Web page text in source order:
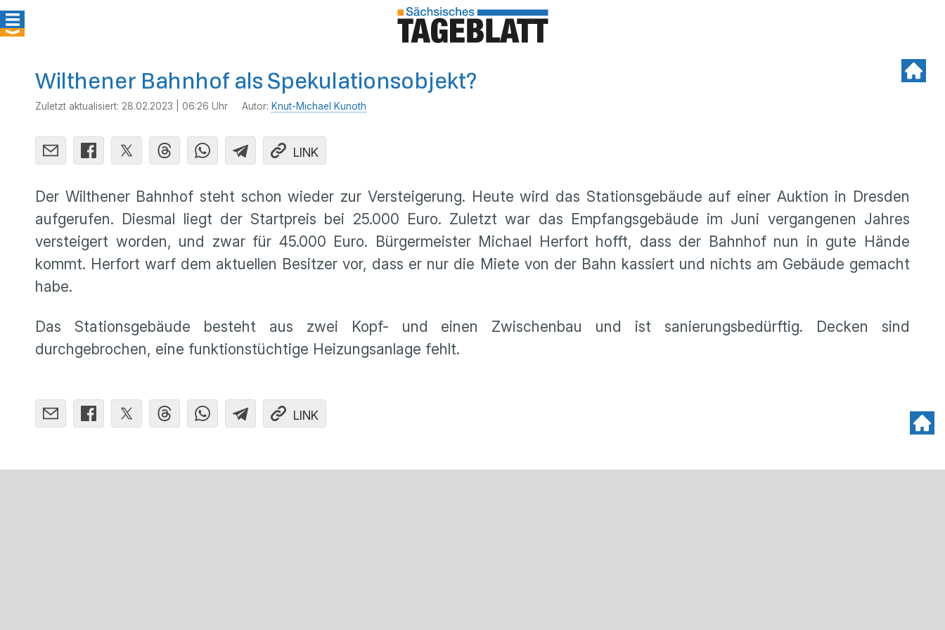
Wilthener Bahnhof als Spekulationsobjekt?
Zuletzt aktualisiert: 28.02.2023 | 06:26 Uhr Autor: Knut-Michael Kunoth
LINK
Der Wilthener Bahnhof steht schon wieder zur Versteigerung. Heute wird das Stationsgebäude auf einer Auktion in Dresden
aufgerufen. Diesmal liegt der Startpreis bei 25.000 Euro. Zuletzt war das Empfangsgebäude im Juni vergangenen Jahres
versteigert worden, und zwar für 45.000 Euro. Bürgermeister Michael Herfort hofft, dass der Bahnhof nun in gute Hände
kommt. Herfort warf dem aktuellen Besitzer vor, dass er nur die Miete von der Bahn kassiert und nichts am Gebäude gemacht
habe.
Das Stationsgebäude besteht aus zwei Kopf- und einen Zwischenbau und ist sanierungsbedürftig. Decken sind
durchgebrochen, eine funktionstüchtige Heizungsanlage fehlt.
LINK